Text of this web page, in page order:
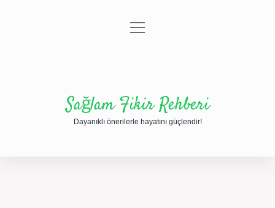
Gizlilik Politikası
menüyü
Sağlam Fikir Rehberi
Dayanıklı önerilerle hayatını güçlendir!